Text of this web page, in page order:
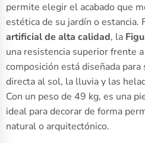
permite elegir el acabado que
estética de su jardín o estancia.
artificial de alta calidad, la
una resistencia superior frente
composición está diseñada
directa al sol, la lluvia y las
Con un peso de 49 kg, es una
ideal para decorar de forma
natural o arquitectónico.